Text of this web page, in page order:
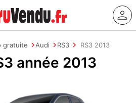
gratuite Audi RS3 RS3 2013
année 2013